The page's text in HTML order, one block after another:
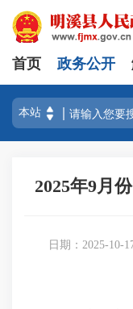
首页 政务公开
2025年9月
日期：2025-10-